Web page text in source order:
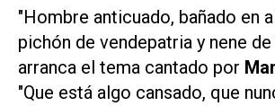
"Hombre anticuado, bañado en
pichón de vendepatria y nene de
arranca el tema cantado por
"Que está algo cansado, que